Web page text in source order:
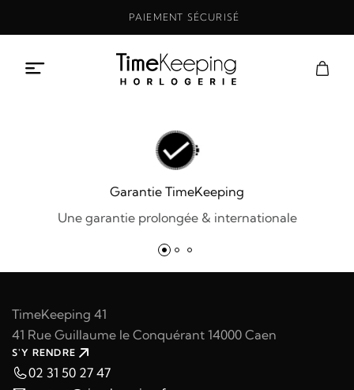
PAIEMENT SÉCURISÉ
Garantie TimeKeeping
Une garantie prolongée & internationale
TimeKeeping 41
41 Rue Guillaume le Conquérant 14000 Caen
S'Y RENDRE
02 31 50 27 47